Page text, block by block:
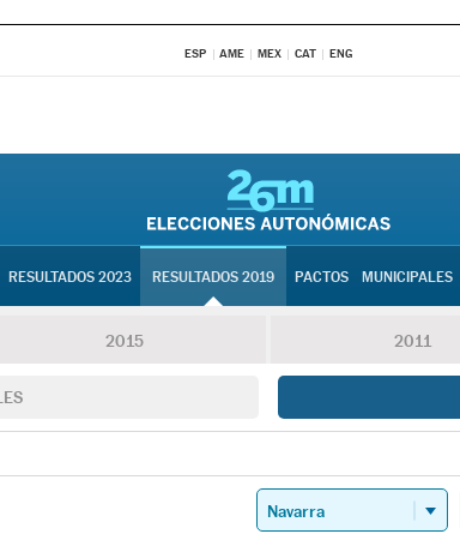
ESP AME MEX CAT ENG
RESULTADOS 2023 RESULTADOS 2019 PACTOS MUNICIPALES
2015 2011